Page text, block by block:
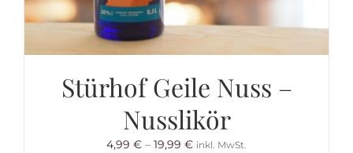
Stürhof Geile Nuss –
Nusslikör
4,99 € – 19,99 € inkl. MwSt.